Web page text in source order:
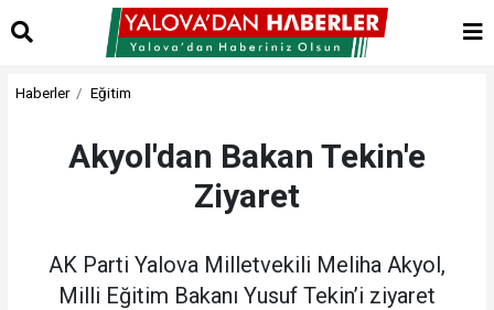
Haberler Eğitim
Akyol'dan Bakan Tekin'e
Ziyaret
AK Parti Yalova Milletvekili Meliha Akyol,
Milli Eğitim Bakanı Yusuf Tekin’i ziyaret